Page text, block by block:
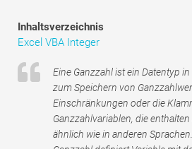
Vollständige Form
Inhaltsverzeichnis
Excel VBA Integer
Eine Ganzzahl ist ein Datentyp
zum Speichern von
Einschränkungen oder die
Ganzzahlvariablen, die
ähnlich wie in anderen